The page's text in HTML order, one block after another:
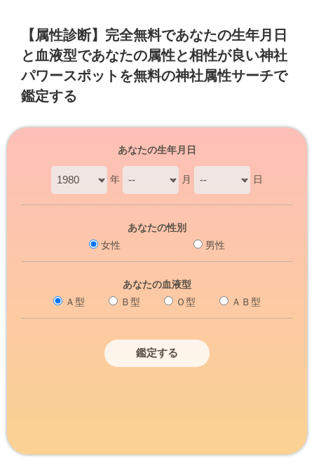
【属性診断】完全無料であなたの生年月日
と血液型であなたの属性と相性が良い神社
パワースポットを無料の神社属性サーチで
鑑定する
あなたの生年月日
年 月 日
あなたの性別
女性
男性
あなたの血液型
Ａ型
Ｂ型 Ｏ型 ＡＢ型